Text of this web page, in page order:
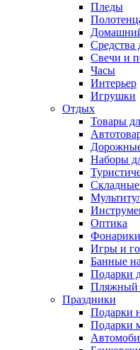
Пледы
Средства
Свечи и
Часы
Интерьер
Игрушки
Отдых
Товары
Наборы
Оптика
Фонарики
Игры и
Банные
Подарки
Пляжный
Праздники
Подарки
Подарки